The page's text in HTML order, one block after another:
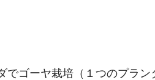
でゴーヤ栽培（１つのプラ